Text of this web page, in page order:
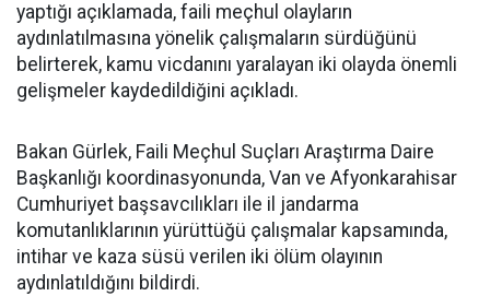
yaptığı açıklamada, faili meçhul olayların
aydınlatılmasına yönelik çalışmaların sürdüğünü
belirterek, kamu vicdanını yaralayan iki olayda önemli
gelişmeler kaydedildiğini açıkladı.
Bakan Gürlek, Faili Meçhul Suçları Araştırma Daire
Başkanlığı koordinasyonunda, Van ve Afyonkarahisar
Cumhuriyet başsavcılıkları ile il jandarma
komutanlıklarının yürüttüğü çalışmalar kapsamında,
intihar ve kaza süsü verilen iki ölüm olayının
aydınlatıldığını bildirdi.